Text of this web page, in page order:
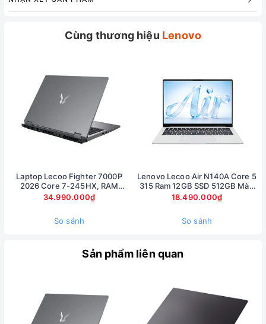
Cùng thương hiệu Lenovo
Laptop Lecoo Fighter 7000P
2026 Core 7-245HX, RAM
16GB, SSD 512GB, RTX 5060
8GB, màn 16 inch 2.5K 180Hz
34.990.000₫
So sánh
Lenovo Lecoo Air N140A Core 5
315 Ram 12GB SSD 512GB Màn
hình 14inch FullHD
18.490.000₫
So sánh
Sản phẩm liên quan